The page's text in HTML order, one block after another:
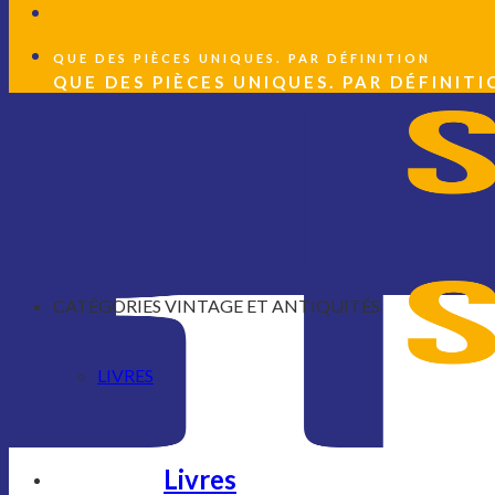
QUE DES PIÈCES UNIQUES. PAR DÉFINITION
QUE DES PIÈCES UNIQUES. PAR
CATÉGORIES VINTAGE ET ANTIQUITÉS
LIVRES
Livres